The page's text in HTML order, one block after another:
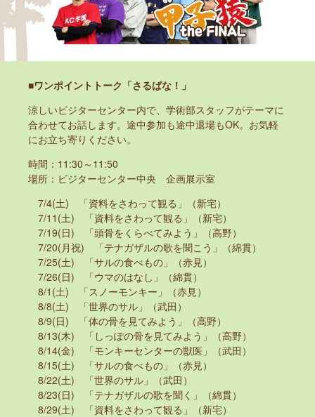
■ワンポイントトーク「さるばな！」
涼しいビジターセンター内で、学術部スタッフがテーマに
合わせてお話します。途中参加も途中退場もOK。お気軽
にお立ち寄りください。
時間：11:30～11:50
場所：ビジターセンター中央 企画展示室
7/4(土) 「資料をさわって観る」（新宅）
7/11(土) 「資料をさわって観る」（新宅）
7/19(日) 「頭骨をくらべてみよう」（高野）
7/20(月祝) 「テナガザルの歌を聞こう」（綿貫）
7/25(土) 「サルの食べもの」（赤見）
7/26(日) 「ウマのはなし」（綿貫）
8/1(土) 「スノーモンキー」（赤見）
8/8(土) 「世界のサル」（武田）
8/9(日) 「体の骨を見てみよう」（高野）
8/13(木) 「しっぽの骨を見てみよう」（高野）
8/14(金) 「モンキーセンターの獣医」（武田）
8/15(土) 「サルの食べもの」（赤見）
8/22(土) 「世界のサル」（武田）
8/23(日) 「テナガザルの歌を聞く」（綿貫）
8/29(土) 「資料をさわって観る」（新宅）